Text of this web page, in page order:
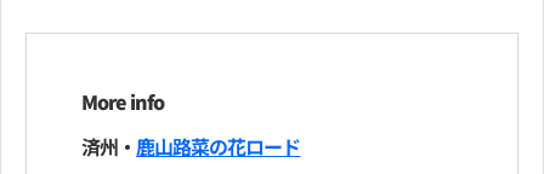
More info
済州・ 鹿山路菜の花ロード